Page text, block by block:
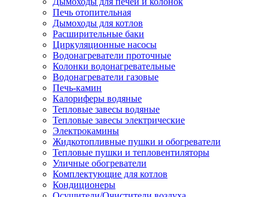
Печь отопительная
Дымоходы для котлов
Расширительные баки
Циркуляционные насосы
Водонагреватели проточные
Колонки водонагревательные
Водонагреватели газовые
Печь-камин
Калориферы водяные
Тепловые завесы водяные
Тепловые завесы электрические
Электрокамины
Жидкотопливные пушки и обогреватели
Тепловые пушки и тепловентиляторы
Уличные обогреватели
Комплектующие для котлов
Кондиционеры